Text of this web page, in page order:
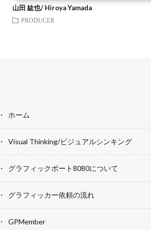
山田 紘也/ Hiroya Yamada
PRODUCER
ホーム
Visual Thinking/ビジュアルシンキング
グラフィックポート8080について
グラフィッカー依頼の流れ
GPMember